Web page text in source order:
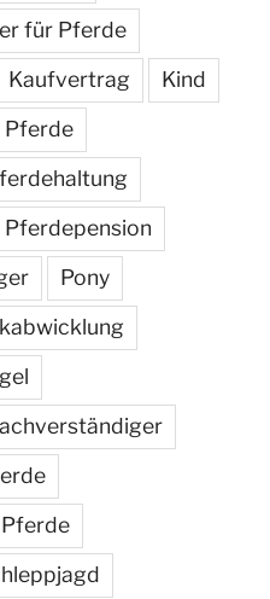
für Pferde
Kaufvertrag
Kind
Pferde
Pferdepension
Pony